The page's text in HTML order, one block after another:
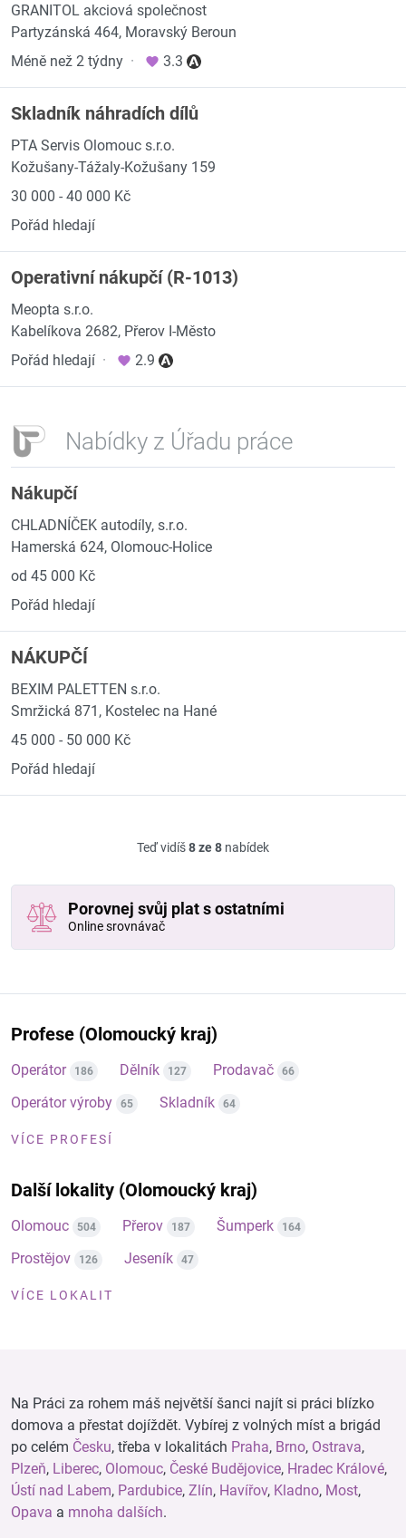
GRANITOL akciová společnost
Partyzánská 464, Moravský Beroun
Méně než 2 týdny · 3.3
Skladník náhradích dílů
PTA Servis Olomouc s.r.o.
Kožušany-Tážaly-Kožušany 159
30 000 - 40 000 Kč
Pořád hledají
Operativní nákupčí (R-1013)
Meopta s.r.o.
Kabelíkova 2682, Přerov I-Město
Pořád hledají · 2.9
Nabídky z Úřadu práce
Nákupčí
CHLADNÍČEK autodíly, s.r.o.
Hamerská 624, Olomouc-Holice
od 45 000 Kč
Pořád hledají
NÁKUPČÍ
BEXIM PALETTEN s.r.o.
Smržická 871, Kostelec na Hané
45 000 - 50 000 Kč
Pořád hledají
Teď vidíš8 ze 8 nabídek
Porovnej svůj plat s ostatními
Online srovnávač
Profese (Olomoucký kraj)
Operátor 186 Dělník 127 Prodavač 66
Operátor výroby 65 Skladník 64
VÍCE PROFESÍ
Další lokality (Olomoucký kraj)
Olomouc 504 Přerov 187 Šumperk 164
Prostějov 126 Jeseník 47
VÍCE LOKALIT
Na Práci za rohem máš největší šanci najít si práci blízko
domova a přestat dojíždět. Vybírej z volných míst a brigád
po celém Česku, třeba v lokalitách Praha, Brno, Ostrava,
Plzeň, Liberec, Olomouc, České Budějovice, Hradec Králové,
Ústí nad Labem, Pardubice, Zlín, Havířov, Kladno, Most,
Opava a mnoha dalších.